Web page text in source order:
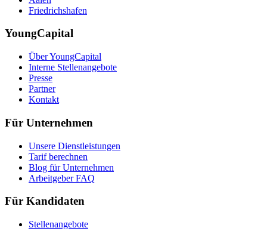
Friedrichshafen
YoungCapital
Über YoungCapital
Interne Stellenangebote
Presse
Partner
Kontakt
Für Unternehmen
Unsere Dienstleistungen
Tarif berechnen
Blog für Unternehmen
Arbeitgeber FAQ
Für Kandidaten
Stellenangebote